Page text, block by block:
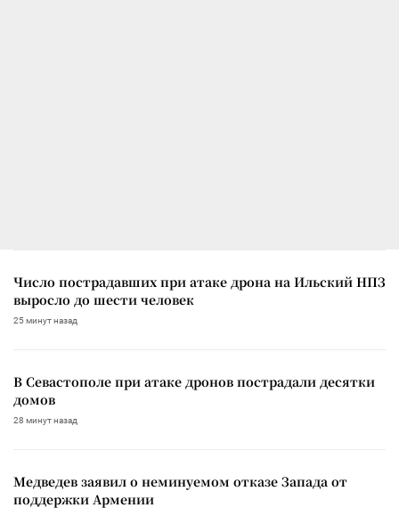
Число пострадавших при атаке дрона на Ильский НПЗ
выросло до шести человек
25 минут назад
В Севастополе при атаке дронов пострадали десятки
домов
28 минут назад
Медведев заявил о неминуемом отказе Запада от
поддержки Армении